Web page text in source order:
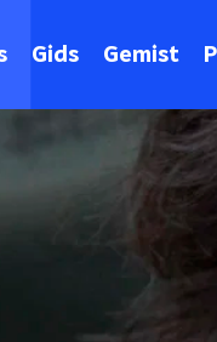
Gids Gemist